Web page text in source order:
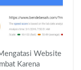
Website
Karena